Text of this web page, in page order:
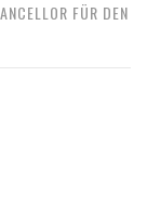
FÜR DEN